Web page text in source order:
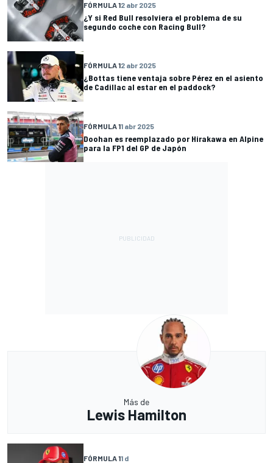
FÓRMULA 12 abr 2025
¿Y si Red Bull resolviera el problema de su
segundo coche con Racing Bull?
FÓRMULA 12 abr 2025
¿Bottas tiene ventaja sobre Pérez en el asiento
de Cadillac al estar en el paddock?
FÓRMULA 11 abr 2025
Doohan es reemplazado por Hirakawa en Alpine
para la FP1 del GP de Japón
Más de
Lewis Hamilton
FÓRMULA 11 d